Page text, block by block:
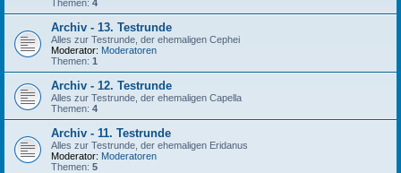
Themen: 4
Archiv - 13. Testrunde
Alles zur Testrunde, der ehemaligen Cephei
Moderator: Moderatoren
Themen: 1
Archiv - 12. Testrunde
Alles zur Testrunde, der ehemaligen Capella
Themen: 4
Archiv - 11. Testrunde
Alles zur Testrunde, der ehemaligen Eridanus
Moderator: Moderatoren
Themen: 5